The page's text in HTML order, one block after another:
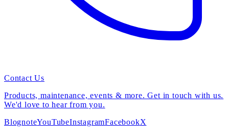
Contact Us
Products, maintenance, events & more. Get in touch with us.
We'd love to hear from you.
BlognoteYouTubeInstagramFacebookX